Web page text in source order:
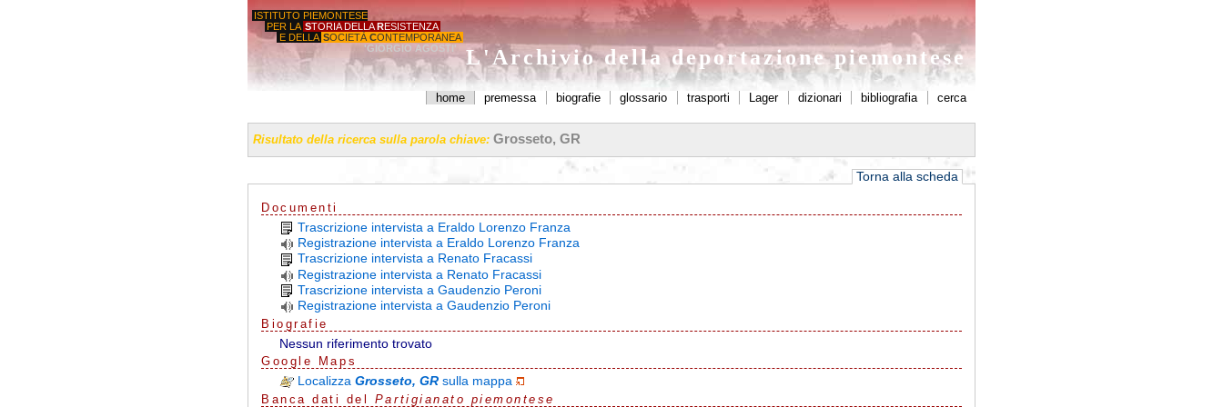
ISTITUTO PIEMONTESE
PER LA STORIA DELLA RESISTENZA
E DELLA SOCIETÀ CONTEMPORANEA
'GIORGIO AGOSTI'
L'Archivio della deportazione piemontese
home premessa biografie glossario trasporti Lager dizionari bibliografia cerca
Risultato della ricerca sulla parola chiave: Grosseto, GR
Torna alla scheda
Documenti
Trascrizione intervista a Eraldo Lorenzo Franza
Registrazione intervista a Eraldo Lorenzo Franza
Trascrizione intervista a Renato Fracassi
Registrazione intervista a Renato Fracassi
Trascrizione intervista a Gaudenzio Peroni
Registrazione intervista a Gaudenzio Peroni
Biografie
Nessun riferimento trovato
G oo g e Maps
LocalizzaGrosseto, GRsulla mappa
Banca dati del Partigianato piemontese